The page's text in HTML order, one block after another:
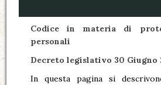
Codice in materia di
personali
Decreto legislativo 30 Giugno
In questa pagina si